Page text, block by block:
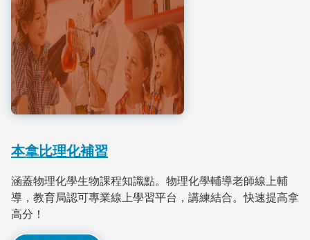
本拿比理化補習
涵蓋物理化學生物課程知識點。物理化學輔導老師線上輔
導，教育局認可專業線上學習平台，講練結合。快速提高拿
高分！